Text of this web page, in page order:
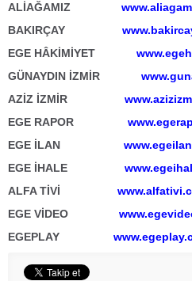
ALİAĞAMIZ
BAKIRÇAY
EGE HÂKİMİYET
GÜNAYDIN İZMİR
AZİZ İZMİR
EGE RAPOR
EGE İLAN
EGE İHALE
ALFA TİVİ
EGE VİDEO
EGEPLAY